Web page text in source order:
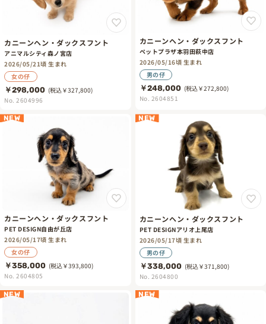
カニーンヘン・ダックスフント
アニマルシティ森ノ宮店
2026/05/21頃 生まれ
女の仔
￥298,000 (税込￥327,800)
No. 2604996
カニーンヘン・ダックスフント
ペットプラザ本羽田萩中店
2026/05/16頃 生まれ
男の仔
￥248,000 (税込￥272,800)
No. 2604851
NEW
カニーンヘン・ダックスフント
PET DESIGN自由が丘店
2026/05/17頃 生まれ
女の仔
￥358,000 (税込￥393,800)
No. 2604805
NEW
カニーンヘン・ダックスフント
PET DESIGNアリオ上尾店
2026/05/17頃 生まれ
男の仔
￥338,000 (税込￥371,800)
No. 2604800
NEW NEW